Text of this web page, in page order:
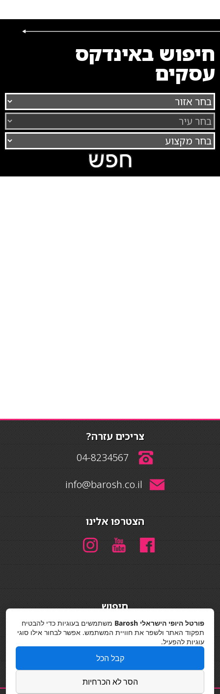
חיפוש באינדקס
עסקים
צריכים עזרה?
04-8234567
info@barosh.co.il
הצטרפו אלינו
חיפוש
מדיניות פרטיות
פורטל היופי הישראלי Barosh
משתמשים בעוגיות כדי להבטיח
תפקוד האתר ולשפר את חוויית המשתמש. אפשר לבחור אילו סוגי
עוגיות להפעיל.
קבל הכל
הסר לא הכרחיות